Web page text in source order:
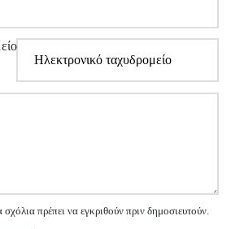
πρέπει να εγκριθούν πριν δημοσιευτούν.